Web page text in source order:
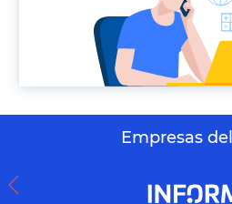
Empresas